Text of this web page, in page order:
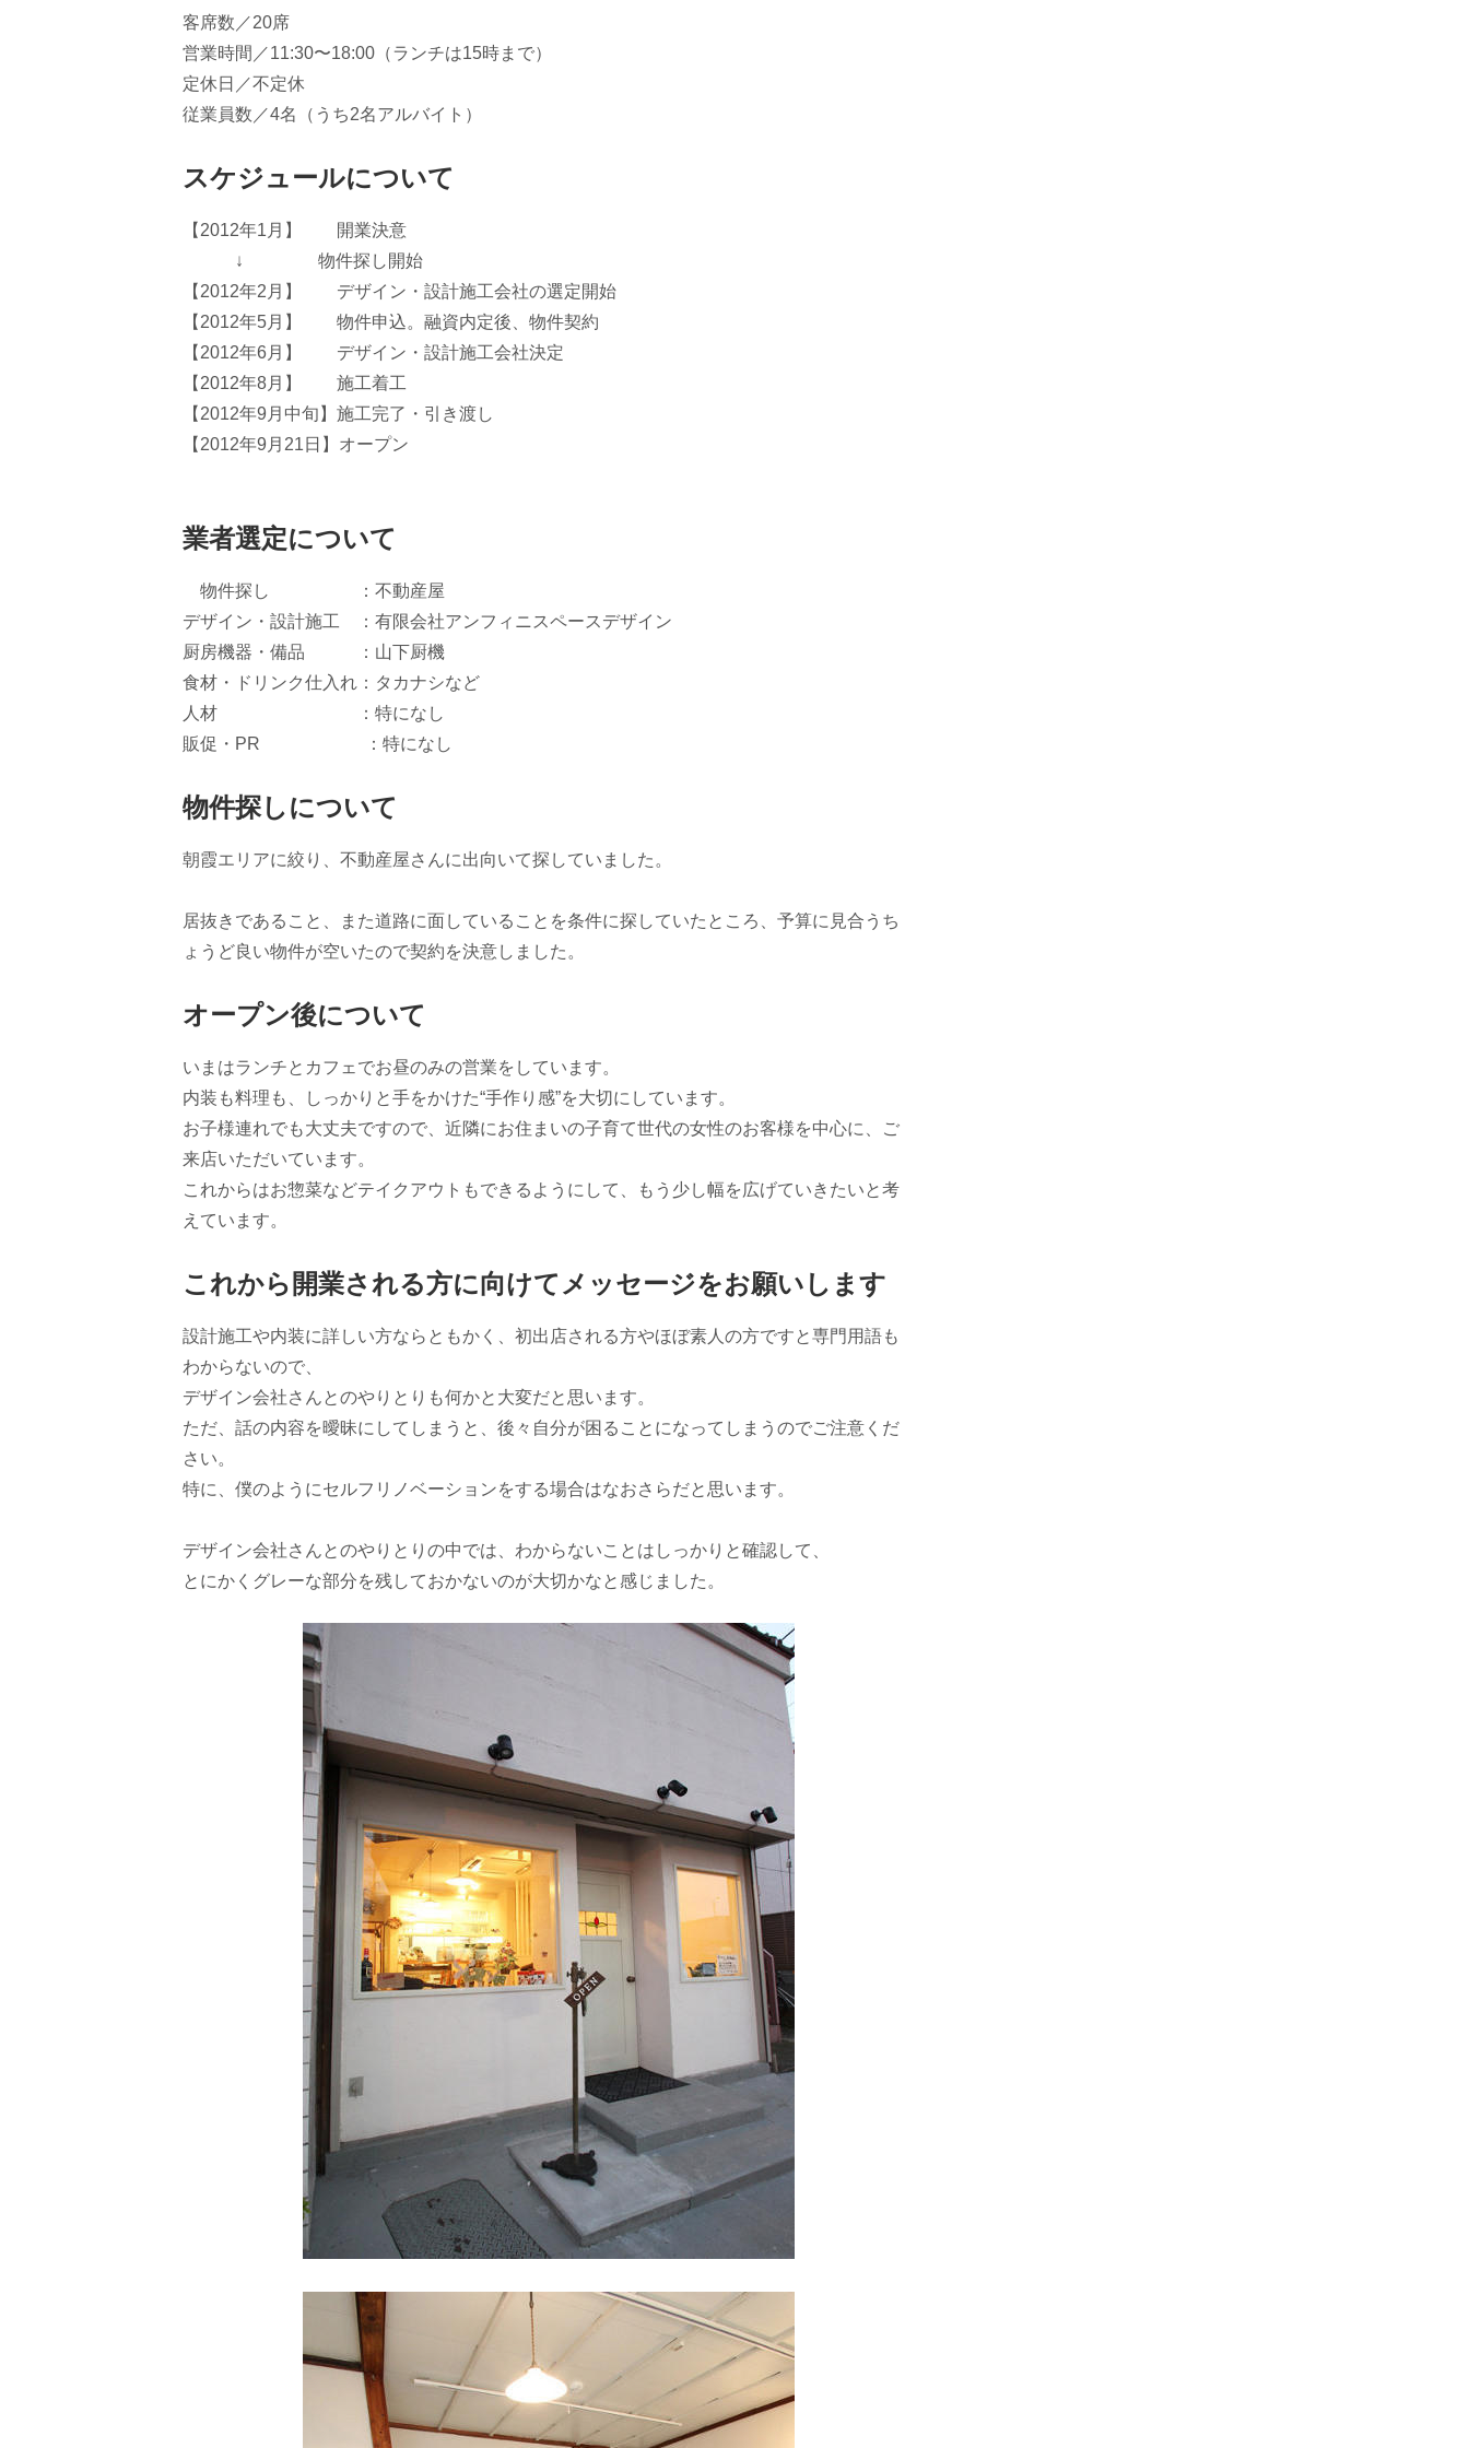
客席数／20席
営業時間／11:30〜18:00（ランチは15時まで）
定休日／不定休
従業員数／4名（うち2名アルバイト）
スケジュールについて
【2012年1月】 開業決意
↓ 物件探し開始
【2012年2月】 デザイン・設計施工会社の選定開始
【2012年5月】 物件申込。融資内定後、物件契約
【2012年6月】 デザイン・設計施工会社決定
【2012年8月】 施工着工
【2012年9月中旬】施工完了・引き渡し
【2012年9月21日】オープン
業者選定について
物件探し ：不動産屋
デザイン・設計施工 ：有限会社アンフィニスペースデザイン
厨房機器・備品 ：山下厨機
食材・ドリンク仕入れ：タカナシなど
人材 ：特になし
販促・PR ：特になし
物件探しについて
朝霞エリアに絞り、不動産屋さんに出向いて探していました。
居抜きであること、また道路に面していることを条件に探していたところ、予算に見合うち
ょうど良い物件が空いたので契約を決意しました。
オープン後について
いまはランチとカフェでお昼のみの営業をしています。
内装も料理も、しっかりと手をかけた“手作り感”を大切にしています。
お子様連れでも大丈夫ですので、近隣にお住まいの子育て世代の女性のお客様を中心に、ご
来店いただいています。
これからはお惣菜などテイクアウトもできるようにして、もう少し幅を広げていきたいと考
えています。
これから開業される方に向けてメッセージをお願いします
設計施工や内装に詳しい方ならともかく、初出店される方やほぼ素人の方ですと専門用語も
わからないので、
デザイン会社さんとのやりとりも何かと大変だと思います。
ただ、話の内容を曖昧にしてしまうと、後々自分が困ることになってしまうのでご注意くだ
さい。
特に、僕のようにセルフリノベーションをする場合はなおさらだと思います。
デザイン会社さんとのやりとりの中では、わからないことはしっかりと確認して、
とにかくグレーな部分を残しておかないのが大切かなと感じました。